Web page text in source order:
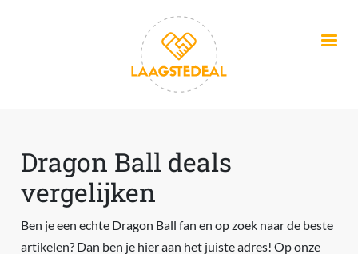
Dragon Ball deals
vergelijken
Ben je een echte Dragon Ball fan en op zoek naar de beste
artikelen? Dan ben je hier aan het juiste adres! Op onze